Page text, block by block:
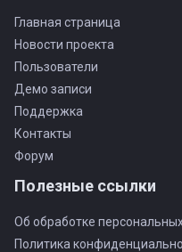
Главная страница
Новости проекта
Пользователи
Демо записи
Поддержка
Контакты
Форум
Полезные ссылки
Об обработке
Политика